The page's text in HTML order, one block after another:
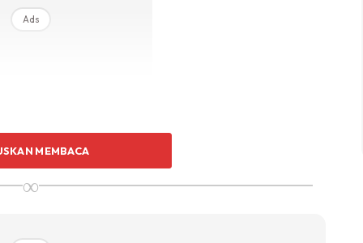
Ads
MEMBACA
∞